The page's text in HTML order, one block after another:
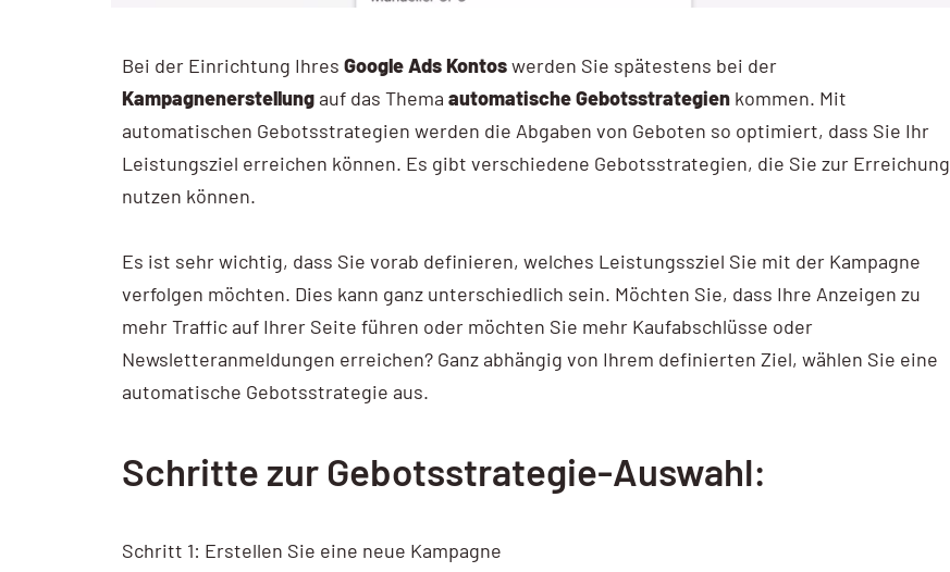
KI Prompting
Google NotebookLM
Search vs Chatbot
Data Studio
Bei der Einrichtung Ihres Google Ads Kontoswerden Sie spätestens bei der
Kampagnenerstellungauf das Thema automatische Gebotsstrategien kommen. Mit
automatischen Gebotsstrategien werden die Abgaben von Geboten so optimiert, dass Sie Ihr
Leistungsziel erreichen können. Es gibt verschiedene Gebotsstrategien, die Sie zur Erreichung
nutzen können.
Es ist sehr wichtig, dass Sie vorab definieren, welches Leistungssziel Sie mit der Kampagne
verfolgen möchten. Dies kann ganz unterschiedlich sein. Möchten Sie, dass Ihre Anzeigen zu
mehr Traffic auf Ihrer Seite führen oder möchten Sie mehr Kaufabschlüsse oder
Newsletteranmeldungen erreichen? Ganz abhängig von Ihrem definierten Ziel, wählen Sie eine
automatische Gebotsstrategie aus.
Schritte zur Gebotsstrategie-Auswahl:
Schritt 1: Erstellen Sie eine neue Kampagne